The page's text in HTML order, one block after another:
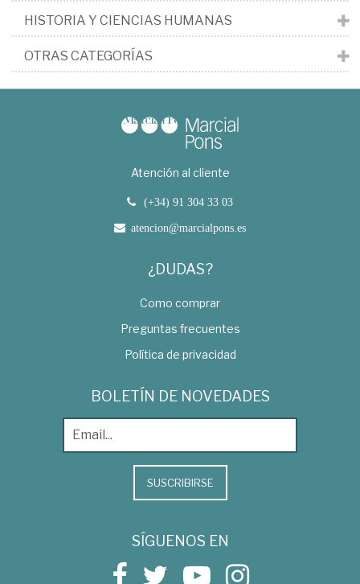
HISTORIA Y CIENCIAS HUMANAS
OTRAS CATEGORÍAS
Atención al cliente
(+34) 91 304 33 03
atencion@marcialpons.es
¿DUDAS?
Como comprar
Preguntas frecuentes
Política de privacidad
BOLETÍN DE NOVEDADES
SUSCRIBIRSE
SÍGUENOS EN